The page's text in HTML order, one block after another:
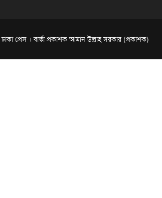
প্রেস । বার্তা প্রকাশক আমান উল্লাহ সরকার (প্রকাশক)